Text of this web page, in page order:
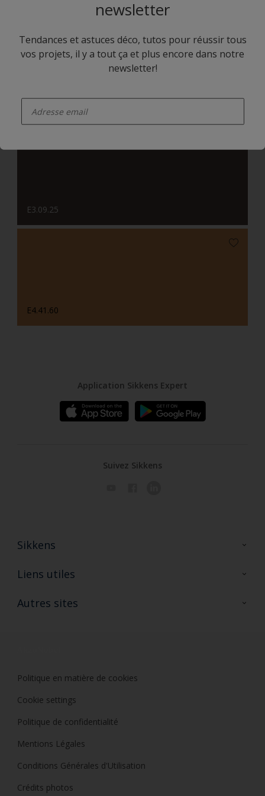
E0.14.80
E3.09.25
E4.41.60
newsletter
Tendances et astuces déco, tutos pour réussir tous
vos projets, il y a tout ça et plus encore dans notre
newsletter!
Application Sikkens Expert
Suivez Sikkens
Sikkens
A propos de Sikkens
Liens utiles
Ouvrir un magasin PASS
Autres sites
Politique en matière de cookies
Cookie settings
Politique de confidentialité
Mentions Légales
Conditions Générales d'Utilisation
Crédits photos